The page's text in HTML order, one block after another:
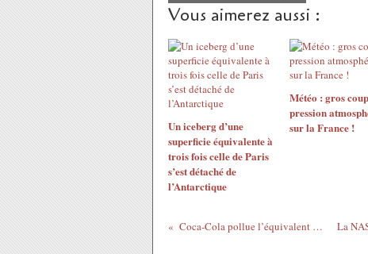
Vous aimerez aussi :
Un iceberg d’une
superficie équivalente à
trois fois celle de Paris
s’est détaché de
l’Antarctique
Météo : gros
pression
sur la France !
Coca-Cola pollue l’équivalent d’une benne à ordure chaque minute